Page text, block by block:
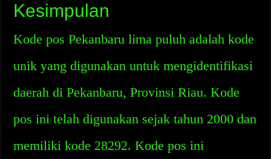
Kesimpulan
Kode pos Pekanbaru lima puluh adalah kode
unik yang digunakan untuk mengidentifikasi
daerah di Pekanbaru, Provinsi Riau. Kode
pos ini telah digunakan sejak tahun 2000 dan
memiliki kode 28292. Kode pos ini